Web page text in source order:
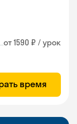
от 1590 ₽ / урок
время